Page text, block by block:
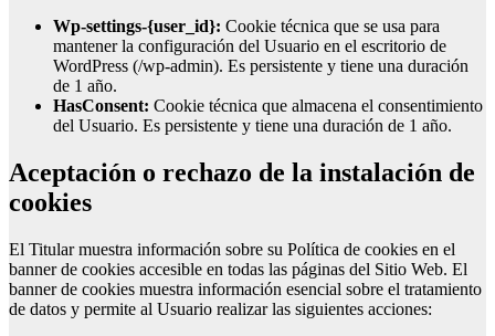
wp-settings-{user_id}: Cookie técnica que se usa para
mantener la configuración del Usuario en el escritorio de
WordPress (/wp-admin). Es persistente y tiene una duración
de 1 año.
hasConsent: Cookie técnica que almacena el consentimiento
del Usuario. Es persistente y tiene una duración de 1 año.
Aceptación o rechazo de la instalación de
cookies
El Titular muestra información sobre su Política de cookies en el
banner de cookies accesible en todas las páginas del Sitio Web. El
banner de cookies muestra información esencial sobre el tratamiento
de datos y permite al Usuario realizar las siguientes acciones: